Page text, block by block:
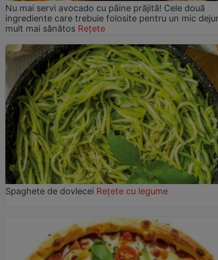
Nu mai servi avocado cu pâine prăjită! Cele două
ingrediente care trebuie folosite pentru un mic
mult mai sănătos Rețete
Spaghete de dovlecei Rețete cu legume